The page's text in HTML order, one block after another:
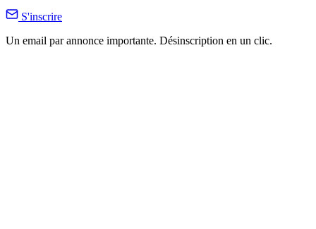
S'inscrire
Un email par annonce importante. Désinscription en un clic.